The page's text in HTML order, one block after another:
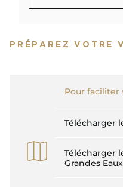
PRÉPAREZ VOTRE
Pour faciliter
Télécharger
Télécharger
Grandes